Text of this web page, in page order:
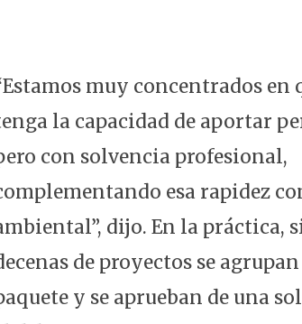
muy concentrados en
la capacidad de aportar
con solvencia profesional,
esa rapidez
dijo. En la práctica,
de proyectos se
y se aprueban de una